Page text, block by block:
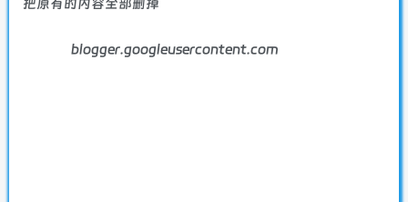
把原有的内容全部删掉
blogger.googleusercontent.com